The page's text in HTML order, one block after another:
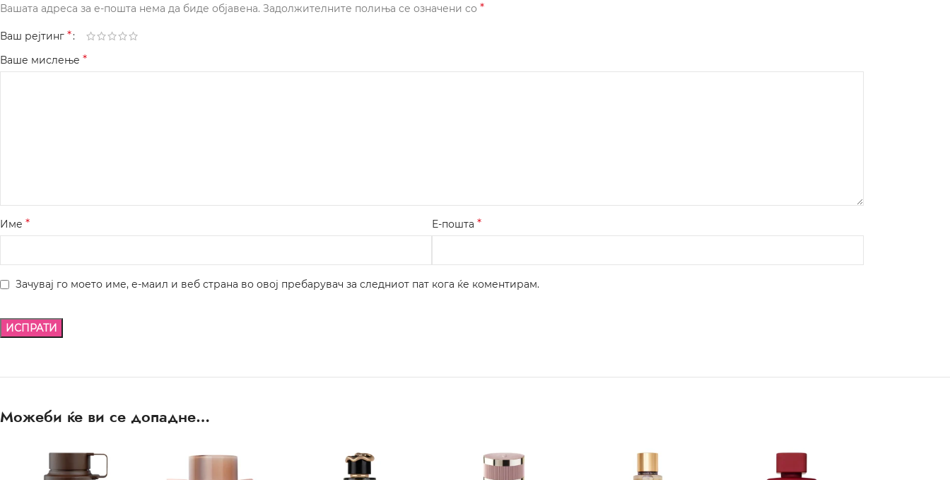
Вашата адреса за е-пошта нема да биде објавена. Задолжителните полиња се означени со *
Ваш рејтинг *
Ваше мислење *
Име * Е-пошта *
Зачувај го моето име, е-маил и веб страна во овој пребарувач за следниот пат кога ќе коментирам.
Можеби ќе ви се допадне…